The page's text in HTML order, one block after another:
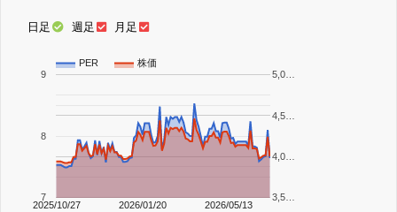
日足 週足 月足
PER 株価
2025/10/27
2026/01/20
2026/05/13
7
8
9
3,5…
4,0…
4,5…
5,0…